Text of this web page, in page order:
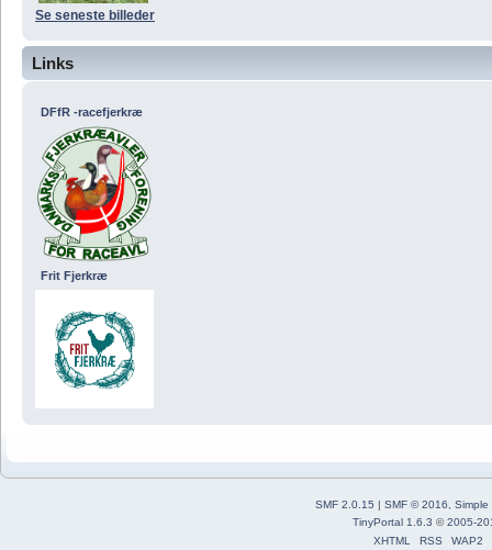
Se seneste billeder
Links
DFfR -racefjerkræ
Frit Fjerkræ
SMF 2.0.15 | SMF © 2016
Simple
TinyPortal 1.6.3 ©2005-
XHTML
RSS WAP2